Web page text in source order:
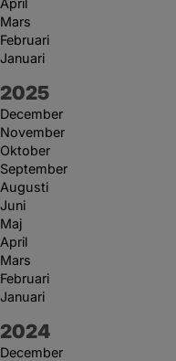
Mars
Februari
Januari
År:
2025
December
November
Oktober
September
Augusti
Juni
Maj
April
Mars
Februari
Januari
År:
2024
December